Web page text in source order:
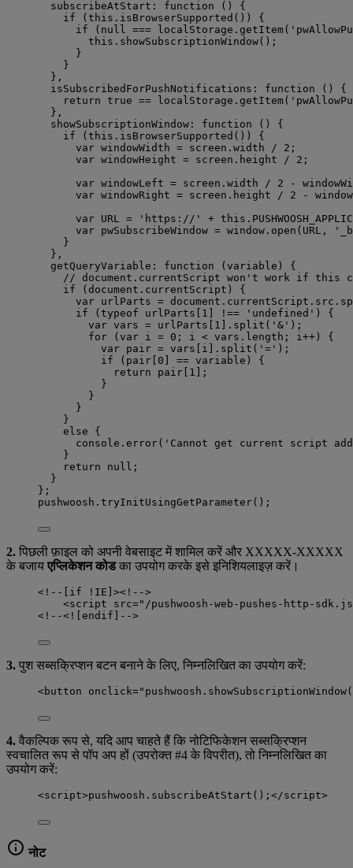
subscribeAtStart : function ()
{
if
( this . isBrowserSupported ())
{
if
( null === localStorage . getItem( '
this . showSubscriptionWindow() ;
}
}
},
isSubscribedForPushNotifications : function ()
{
return true == localStorage . getItem( '
},
showSubscriptionWindow : function ()
{
if
( this . isBrowserSupported ())
{
var windowWidth = screen . width / 2 ;
var windowHeight = screen . height / 2 ;
var windowLeft = screen . width / 2 -
var windowRight = screen . height / 2 -
var URL = ' https:// ' + this .
var pwSubscribeWindow = window . open ( URL , '
}
},
getQueryVariable : function ( variable )
{
// document.currentScript won't work if
if
( document . currentScript )
{
var urlParts = document . currentScript . src .
if
( typeof urlParts 1 !== ' undefined ' )
{
var vars = urlParts 1 . split ( ' & ' ) ;
for
( var i = 0 ; i < vars . length ; i++ )
{
var pair = vars i . split ( ' = ' ) ;
if
( pair 0 == variable )
{
return pair 1
;
}
}
}
}
else {
console . error( ' Cannot get current script
}
return null ;
}
} ;
pushwoosh . tryInitUsingGetParameter();
2. पिछली फ़ाइल को अपनी वेबसाइट में शामिल करें और XXXXX-XXXXX
के बजाय एप्लिकेशन कोडका उपयोग करके इसे इनिशियलाइज़ करें।
<! -- if ! IE ><! -->
<script src=" /pushwoosh-web-pushes-http-
<! --<! endif -->
3. पुश सब्सक्रिप्शन बटन बनाने के लिए, निम्नलिखित का उपयोग करें:
<button
4. वैकल्पिक रूप से, यदि आप चाहते हैं कि नोटिफिकेशन सब्सक्रिप्शन
स्वचालित रूप से पॉप अप हों (उपरोक्त #4 के विपरीत), तो निम्नलिखित का
उपयोग करें:
<script>pushwoosh.subscribeAtStart(); </script>
नोट